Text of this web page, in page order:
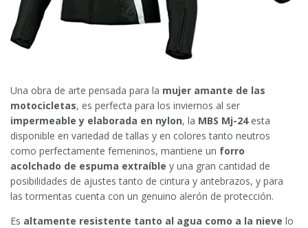
Una obra de arte pensada para la mujer amante de las
motocicletas, es perfecta para los inviernos al ser
impermeable y elaborada en nylon, la MBS Mj-24esta
disponible en variedad de tallas y en colores tanto neutros
como perfectamente femeninos, mantiene un forro
acolchado de espuma extraíble y una gran cantidad de
posibilidades de ajustes tanto de cintura y antebrazos, y para
las tormentas cuenta con un genuino alerón de protección.
Es altamente resistente tanto al agua como a la nieve lo